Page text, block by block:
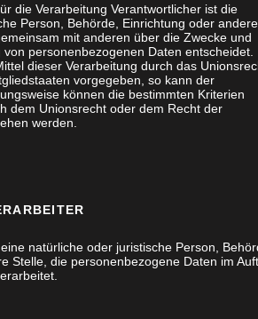
die Verarbeitung Verantwortlicher ist die
Person, Behörde, Einrichtung oder andere
mit anderen über die Zwecke und
personenbezogenen Daten entscheidet.
dieser Verarbeitung durch das
vorgegeben, so kann der
können die bestimmten Kriterien
dem Unionsrecht oder dem Recht der
werden.
natürliche oder juristische Person,
Stelle, die personenbezogene Daten im